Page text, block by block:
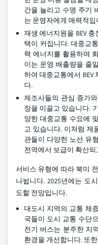
간을 늘리고 수명 주기
는 운영자에게 매력적입
재생 에너지원을 BEV
택이 커집니다. 대중교
력 에너지를 활용하여
이는 운영 배출량을 줄
하여 대중교통에서 BEV
다.
제조사들의 관심 증가
장을 이끌고 있습니다.
양한 대중교통 수요에
고 있습니다. 이처럼 제
관들이 다양한 노선 유
전역에서 보급이 확산
서비스 유형에 따라 북미
나뉩니다. 2025년에는 도
도할 전망입니다.
대도시 지역의 교통 체
국들이 도시 교통 수단
전기 버스는 분주한 지
환경을 개선합니다. 또